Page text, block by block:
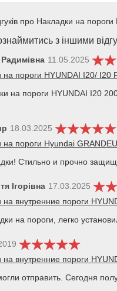
про Накладки на
з іншими
11.05.2025
на пороги HYUNDAI I20/
на пороги HYUNDAI I20
18.03.2025
на пороги Hyundai
Стильно и прочно
Ігорівна 17.03.2025
на внутренние пороги
на пороги, легко
на внутренние пороги
отправить. Сегодня